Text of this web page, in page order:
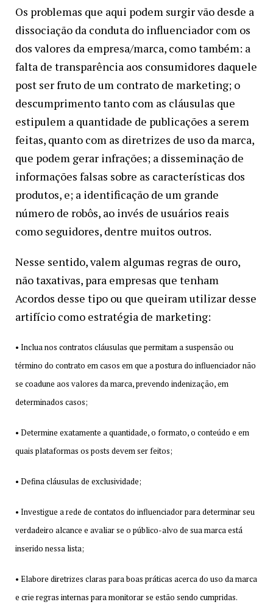
Os problemas que aqui podem surgir vão desde a
dissociação da conduta do influenciador com os
dos valores da empresa/marca, como também: a
falta de transparência aos consumidores daquele
post ser fruto de um contrato de marketing; o
descumprimento tanto com as cláusulas que
estipulem a quantidade de publicações a serem
feitas, quanto com as diretrizes de uso da marca,
que podem gerar infrações; a disseminação de
informações falsas sobre as características dos
produtos, e; a identificação de um grande
número de robôs, ao invés de usuários reais
como seguidores, dentre muitos outros.
Nesse sentido, valem algumas regras de ouro,
não taxativas, para empresas que tenham
Acordos desse tipo ou que queiram utilizar desse
artifício como estratégia de marketing:
• Inclua nos contratos cláusulas que permitam a suspensão ou
término do contrato em casos em que a postura do influenciador não
se coadune aos valores da marca, prevendo indenização, em
determinados casos;
• Determine exatamente a quantidade, o formato, o conteúdo e em
quais plataformas os posts devem ser feitos;
• Defina cláusulas de exclusividade;
• Investigue a rede de contatos do influenciador para determinar seu
verdadeiro alcance e avaliar se o público-alvo de sua marca está
inserido nessa lista;
• Elabore diretrizes claras para boas práticas acerca do uso da marca
e crie regras internas para monitorar se estão sendo cumpridas.